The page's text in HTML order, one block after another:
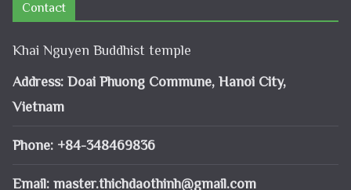
Contact
Khai Nguyen Buddhist temple
Address: Doai Phuong Commune, Hanoi City,
Vietnam
Phone: +84-348469836
Email: master.thichdaothinh@gmail.com